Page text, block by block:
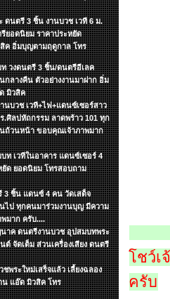
ดนตรี 3 ชิ้น งานบวช เวที 6 ม.
ยอดนิยม ราคาประหยัด
ค อิ่มบุญตามฤดูกาล โทร
วงดนตรี 3 ชิ้น/ดนตรีอีเลค
กลางคืน ตัวอย่างงานมาฝาก อิ่ม
มิวสิค
บวช เวที+ไฟ+แดนซ์เซอร์สาว
.ศิลปหัถกรรม ลาดพร้าว 101 ทุก
ถ้วนหน้า ขอบคุณเจ้าภาพมาก
ท เวทีในอาคาร แดนซ์เซอร์ 4
ด ยอดนิยม โทรสอบถาม
3 ชิ้น แดนซ์ 4 คน วัดเสด็จ
ไป ทุกคนมาร่วมงานบุญ มีความ
มาก ครับ....
นาค ดนตรีงานบวช อุปสมบทพระ
จัดเต็ม ส่วนเครื่องเสียง ดนตรี
พระใหม่เสร็จแล้ว เลี้ยงฉลอง
น แอ๊ด มิวสิค โทร
โชว์เ
ครับ